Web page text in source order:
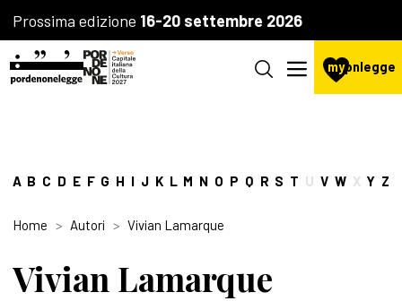
Prossima edizione 16-20 settembre 2026
mypnlegge
A B C D E F G H I J K L M N O P Q R S T U V W X Y Z
Home Autori Vivian Lamarque
Vivian Lamarque